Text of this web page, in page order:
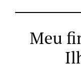
Meu